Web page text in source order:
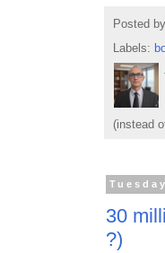
Posted by
Labels:
(instead
30
?)